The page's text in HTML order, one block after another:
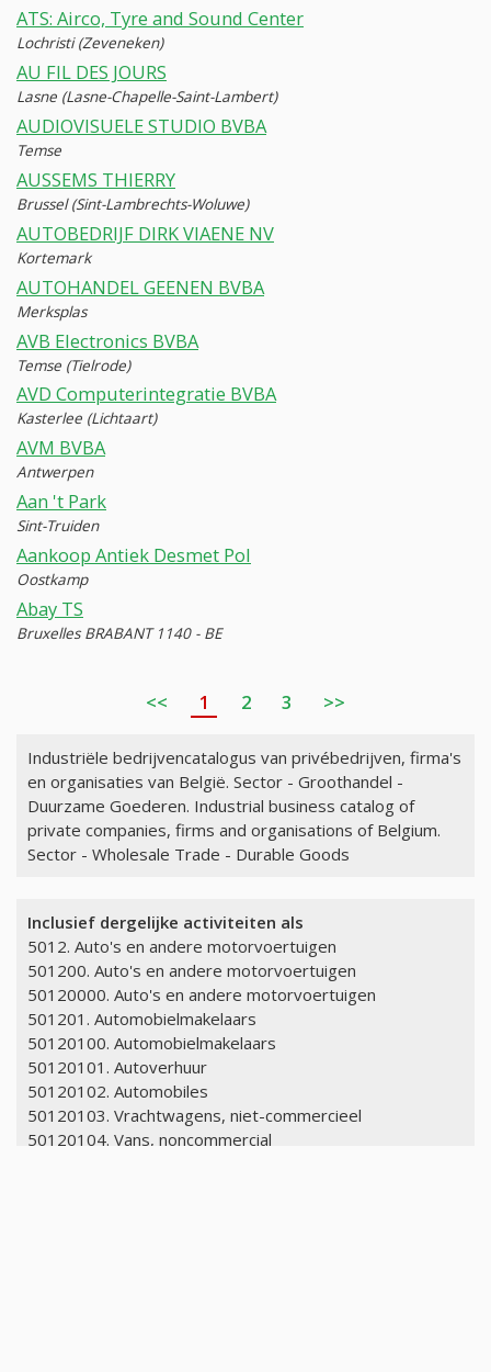
ATS: Airco, Tyre and Sound Center
Lochristi (Zeveneken)
AU FIL DES JOURS
Lasne (Lasne-Chapelle-Saint-Lambert)
AUDIOVISUELE STUDIO BVBA
Temse
AUSSEMS THIERRY
Brussel (Sint-Lambrechts-Woluwe)
AUTOBEDRIJF DIRK VIAENE NV
Kortemark
AUTOHANDEL GEENEN BVBA
Merksplas
AVB Electronics BVBA
Temse (Tielrode)
AVD Computerintegratie BVBA
Kasterlee (Lichtaart)
AVM BVBA
Antwerpen
Aan 't Park
Sint-Truiden
Aankoop Antiek Desmet Pol
Oostkamp
Abay TS
Bruxelles BRABANT 1140 - BE
<< 1 2 3 >>
Industriële bedrijvencatalogus van privébedrijven, firma's
en organisaties van België. Sector - Groothandel -
Duurzame Goederen. Industrial business catalog of
private companies, firms and organisations of Belgium.
Sector - Wholesale Trade - Durable Goods
Inclusief dergelijke activiteiten als
5012. Auto's en andere motorvoertuigen
501200. Auto's en andere motorvoertuigen
50120000. Auto's en andere motorvoertuigen
501201. Automobielmakelaars
50120100. Automobielmakelaars
50120101. Autoverhuur
50120102. Automobiles
50120103. Vrachtwagens, niet-commercieel
50120104. Vans, noncommercial